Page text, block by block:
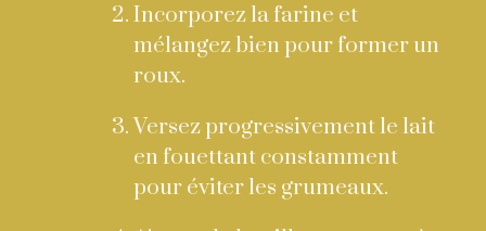
Incorporez la farine et
mélangez bien pour former un
roux.
Versez progressivement le lait
en fouettant constamment
pour éviter les grumeaux.